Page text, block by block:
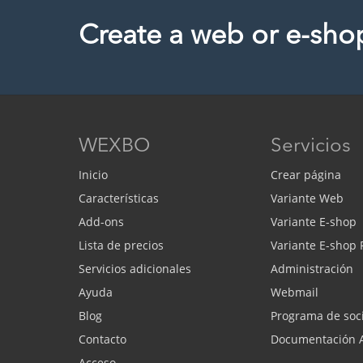
Create a web or e-
WEXBO
Inicio
Características
Add-ons
Lista de precios
Servicios adicionales
Ayuda
Blog
Contacto
Servicios
Crear página
Variante Web
Variante E-shop
Variante E-shop
Administración
Webmail
Programa de
Documentación